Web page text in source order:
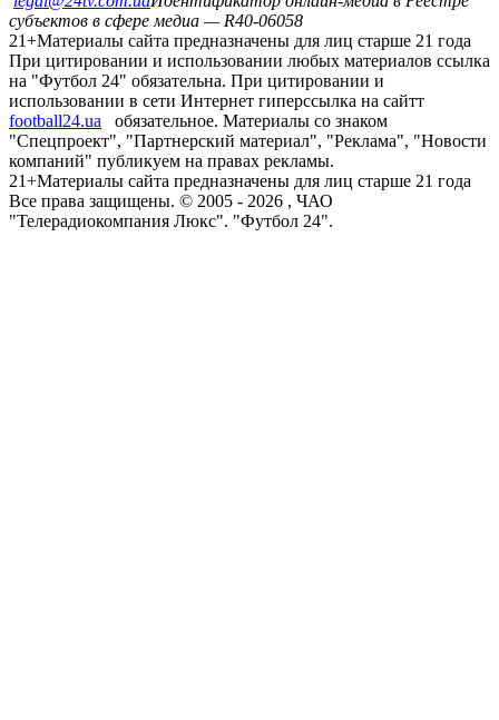
субъектов в сфере медиа — R40-06058
21+Материалы сайта предназначены для лиц старше 21 года
При цитировании и использовании любых материалов ссылка
на "Футбол 24" обязательна. При цитировании и
использовании в сети Интернет гиперссылка на сайтт
football24.ua
обязательное. Материалы со знаком
"Спецпроект", "Партнерский материал", "Реклама", "Новости
компаний" публикуем на правах рекламы.
21+Материалы сайта предназначены для лиц старше 21 года
Все права защищены. © 2005 - 2026 , ЧАО
"Телерадиокомпания Люкс". "Футбол 24".